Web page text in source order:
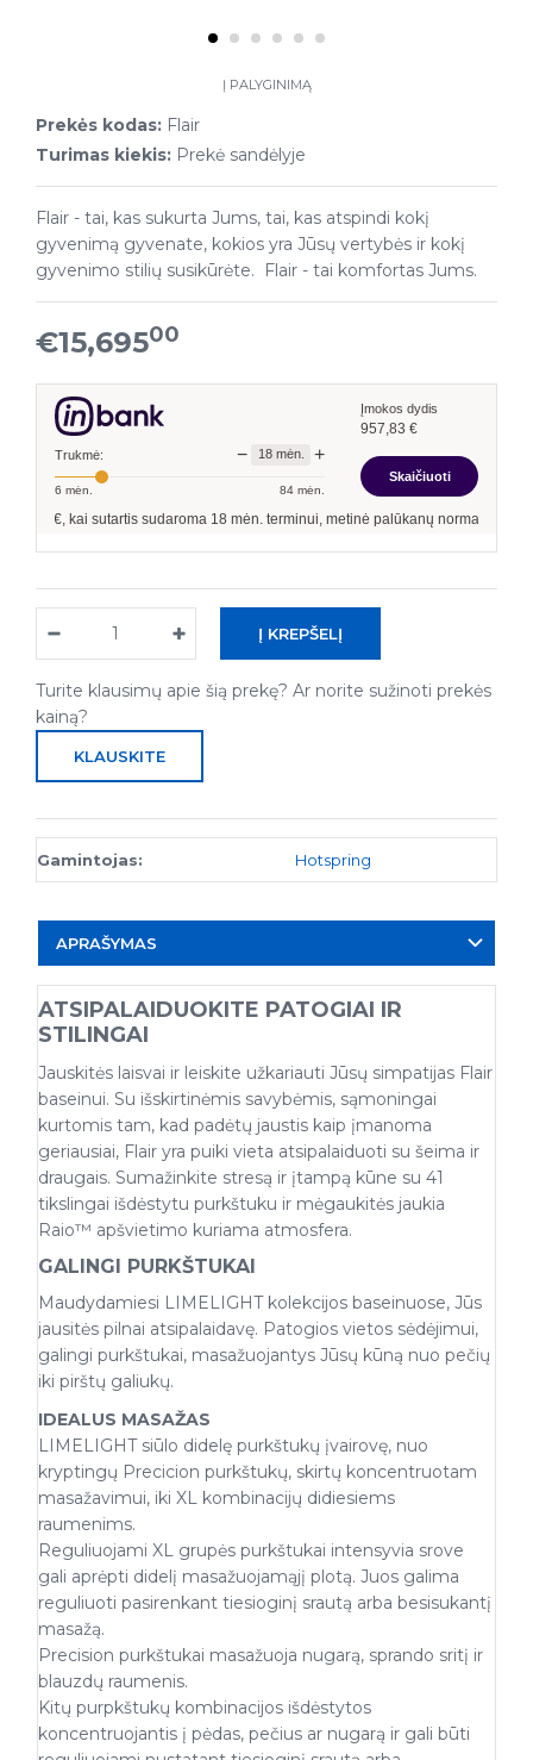
Į PALYGINIMĄ
Prekės kodas: Flair
Turimas kiekis: Prekė sandėlyje
Flair - tai, kas sukurta Jums, tai, kas atspindi kokį
gyvenimą gyvenate, kokios yra Jūsų vertybės ir kokį
gyvenimo stilių susikūrėte. Flair - tai komfortas Jums.
€15,69500
Trukmė: − 18mėn. +
6 mėn. 84 mėn.
Įmokos dydis
957,83 €
Skaičiuoti
€, kai sutartis sudaroma18mėn. terminui, metinė palūkanų norma –7,90
Turite klausimų apie šią prekę? Ar norite sužinoti prekės
kainą?
KLAUSKITE
Gamintojas: Hotspring
APRAŠYMAS
ATSIPALAIDUOKITE PATOGIAI IR
STILINGAI
Jauskitės laisvai ir leiskite užkariauti Jūsų simpatijas Flair
baseinui. Su išskirtinėmis savybėmis, sąmoningai
kurtomis tam, kad padėtų jaustis kaip įmanoma
geriausiai, Flair yra puiki vieta atsipalaiduoti su šeima ir
draugais. Sumažinkite stresą ir įtampą kūne su 41
tikslingai išdėstytu purkštuku ir mėgaukitės jaukia
Raio™ apšvietimo kuriama atmosfera.
GALINGI PURKŠTUKAI
Maudydamiesi LIMELIGHT kolekcijos baseinuose, Jūs
jausitės pilnai atsipalaidavę. Patogios vietos sėdėjimui,
galingi purkštukai, masažuojantys Jūsų kūną nuo pečių
iki pirštų galiukų.
IDEALUS MASAŽAS
LIMELIGHT siūlo didelę purkštukų įvairovę, nuo
kryptingų Precicion purkštukų, skirtų koncentruotam
masažavimui, iki XL kombinacijų didiesiems
raumenims.
Reguliuojami XL grupės purkštukai intensyvia srove
gali aprėpti didelį masažuojamąjį plotą. Juos galima
reguliuoti pasirenkant tiesioginį srautą arba besisukantį
masažą.
Precision purkštukai masažuoja nugarą, sprando sritį ir
blauzdų raumenis.
Kitų purpkštukų kombinacijos išdėstytos
koncentruojantis į pėdas, pečius ar nugarą ir gali būti